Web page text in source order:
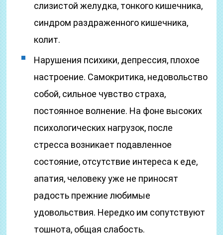
слизистой желудка, тонкого кишечника,
синдром раздраженного кишечника,
колит.
Нарушения психики, депрессия, плохое
настроение. Самокритика, недовольство
собой, сильное чувство страха,
постоянное волнение. На фоне высоких
психологических нагрузок, после
стресса возникает подавленное
состояние, отсутствие интереса к еде,
апатия, человеку уже не приносят
радость прежние любимые
удовольствия. Нередко им сопутствуют
тошнота, общая слабость.